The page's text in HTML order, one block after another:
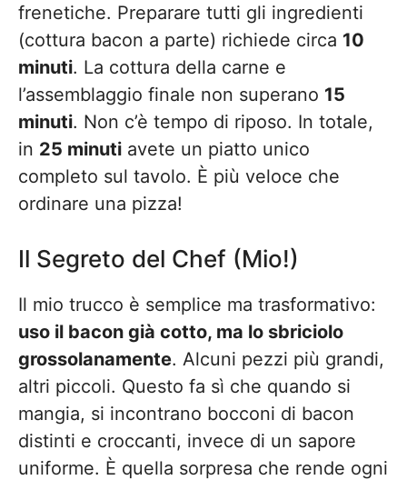
frenetiche. Preparare tutti gli ingredienti
(cottura bacon a parte) richiede circa 10
minuti. La cottura della carne e
l’assemblaggio finale non superano 15
minuti. Non c’è tempo di riposo. In totale,
in 25 minuti avete un piatto unico
completo sul tavolo. È più veloce che
ordinare una pizza!
Il Segreto del Chef (Mio!)
Il mio trucco è semplice ma trasformativo:
uso il bacon già cotto, ma lo sbriciolo
grossolanamente. Alcuni pezzi più grandi,
altri piccoli. Questo fa sì che quando si
mangia, si incontrano bocconi di bacon
distinti e croccanti, invece di un sapore
uniforme. È quella sorpresa che rende ogni